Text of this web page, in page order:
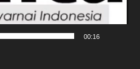
00:16